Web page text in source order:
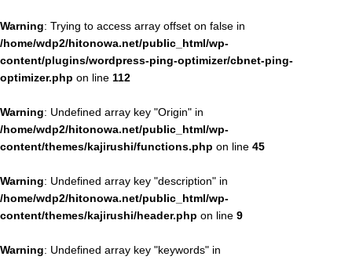
Warning: Trying to access array offset on false in
/home/wdp2/hitonowa.net/public_html/wp-
content/plugins/wordpress-ping-optimizer/cbnet-ping-
optimizer.php on line 112
Warning: Undefined array key "Origin" in
/home/wdp2/hitonowa.net/public_html/wp-
content/themes/kajirushi/functions.php on line 45
Warning: Undefined array key "description" in
/home/wdp2/hitonowa.net/public_html/wp-
content/themes/kajirushi/header.php on line 9
Warning: Undefined array key "keywords" in